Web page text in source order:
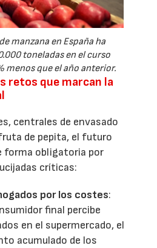
manzana en España ha
toneladas en el curso
menos que el año anterior.
retos que marcan la
centrales de envasado
de pepita, el futuro
forma obligatoria por
críticas:
por los costes:
final percibe
en el supermercado, el
acumulado de los